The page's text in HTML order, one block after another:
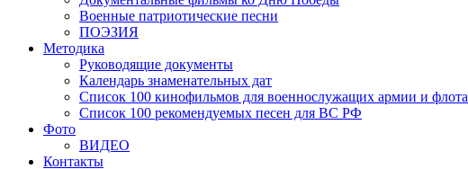
Военные патриотические песни
ПОЭЗИЯ
Методика
Руководящие документы
Календарь знаменательных дат
Список 100 кинофильмов для военнослужащих армии и флота
Список 100 рекомендуемых песен для ВС РФ
Фото
ВИДЕО
Контакты